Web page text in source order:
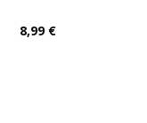
8,99 €